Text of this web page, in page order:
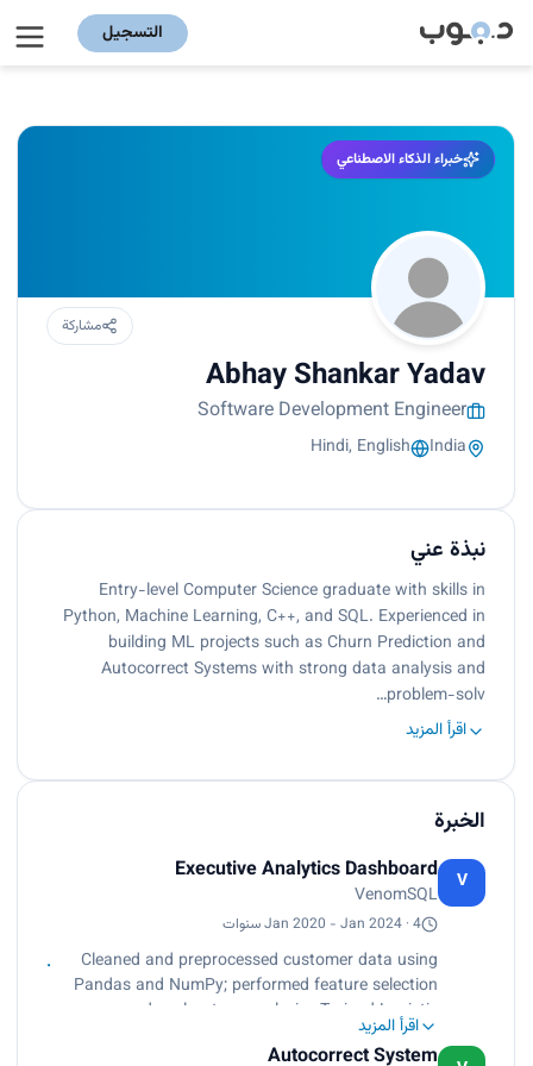
التسجيل
خبراء الذكاء الاصطناعي
مشاركة
Abhay Shankar Yadav
Software Development Engineer
India
Hindi, English
نبذة عني
Entry-level Computer Science graduate with skills in
Python, Machine Learning, C++, and SQL. Experienced in
building ML projects such as Churn Prediction and
Autocorrect Systems with strong data analysis and
problem-solv…
اقرأ المزيد
الخبرة
V
Executive Analytics Dashboard
VenomSQL
Jan 2020 - Jan 2024 · 4 سنوات
Cleaned and preprocessed customer data using
Pandas and NumPy; performed feature selection
and exploratory analysis., Trained Logistic
Regression model using 75/25 train-test split and
اقرأ المزيد
Autocorrect System